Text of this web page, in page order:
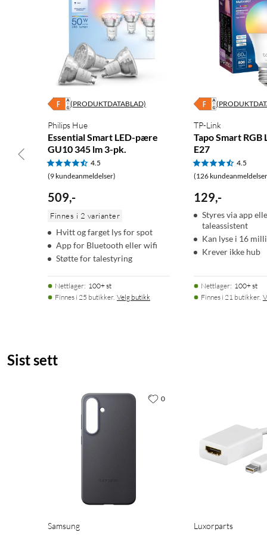
Zigbee-rekkevidde: opptil 30 m (avhengig av omgivelser)
Støtte for trådløs mesh-nettverk via Zigbee-enheter
Smart funksjonalitet
Styring: via Hue Bluetooth-app (iOS/Android) eller Hue-appen
Kompatibilitet: Philips Hue-systemet, Amazon Alexa, Google
Automatiseringer: via Hue Bridge (tidsinnstilling, rutiner, wake
Talestyring: via Alexa, Google Assistant eller Siri (med Hue Bridge)
Antall lyskilder uten Bridge: opptil 10 stk. via Bluetooth
Antal lyskilder med Bridge: opptil 50 stk.
Essential Smart LED-pære E27 806 lm
Bruksanvisning
Smarte hjem
Amazon Alexa
(PRODUKTDATABLAD)
Philips Hue
Essential Smart LED-pære
GU10 345 lm 3-pk.
4.5
(9 kundeanmeldelser)
509,-
Finnes i 2 varianter
Hvitt og farget lys for spot
App for Bluetooth eller wifi
Støtte for talestyring
Nettlager: 100+ st
Finnes i 25 butikker. Velg butikk
TP-Link
Tapo Smart
E27
4.5
(126
129,-
Styres via app
taleassistent
Kan lyse i 16
Krever ikke hub
Nettlager: 100+ st
Finnes i 21 butikker.
Sist sett
Samsung
0
Luxorparts